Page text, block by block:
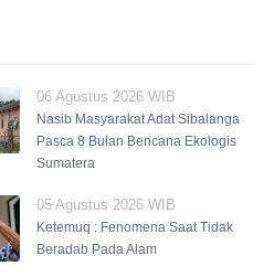
06 Agustus 2026 WIB
Nasib Masyarakat Adat Sibalanga
Pasca 8 Bulan Bencana Ekologis
Sumatera
05 Agustus 2026 WIB
Ketemuq : Fenomena Saat Tidak
Beradab Pada Alam